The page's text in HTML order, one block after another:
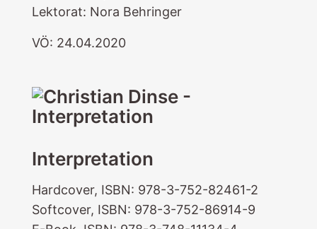
Lektorat: Nora Behringer
VÖ: 24.04.2020
Interpretation
Hardcover, ISBN: 978-3-752-82461-2
Softcover, ISBN: 978-3-752-86914-9